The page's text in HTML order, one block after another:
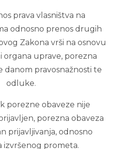
prava vlasništva na
odnosno prenos drugih
Zakona vrši na osnovu
organa uprave, porezna
danom pravosnažnosti te
odluke.
porezne obaveze nije
porezna obaveza
prijavljivanja, odnosno
izvršenog prometa.